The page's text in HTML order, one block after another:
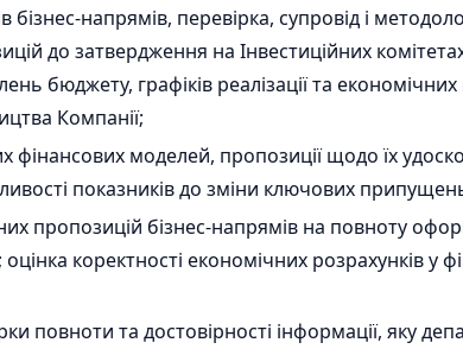
бізнес-напрямів, перевірка, супровід і
до затвердження на Інвестиційних
бюджету, графіків реалізації та
Компанії;
фінансових моделей, пропозиції щодо їх
показників до зміни ключових
пропозицій бізнес-напрямів на повноту
коректності економічних розрахунків у
повноти та достовірності інформації, яку